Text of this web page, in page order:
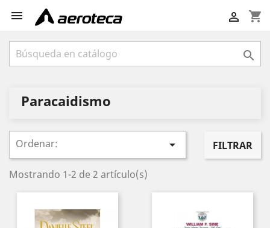
 shopping_cart


Paracaidismo
Ordenar:  FILTRAR
Mostrando 1-2 de 2 artículo(s)